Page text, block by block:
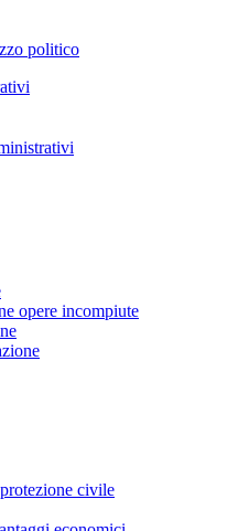
politico
opere incompiute
civile